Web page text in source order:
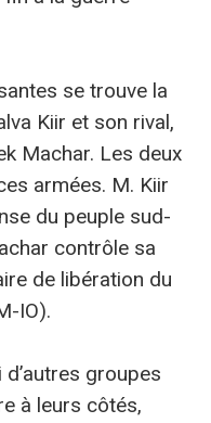
se trouve la
Kiir et son rival,
Machar. Les deux
armées. M. Kiir
du peuple sud-
contrôle sa
de libération du
IO).
groupes
à leurs côtés,